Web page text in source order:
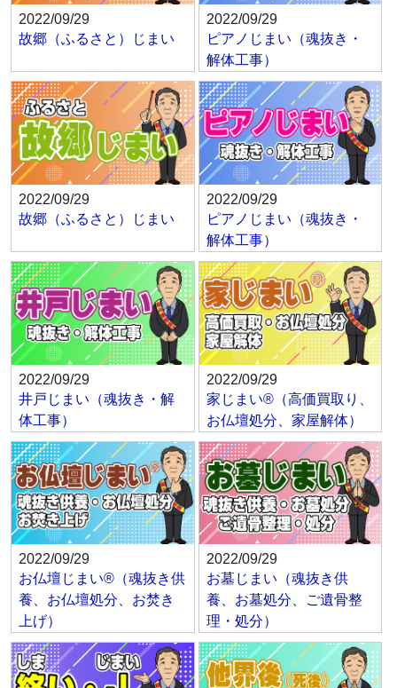
2022/09/29
故郷（ふるさと）じまい
2022/09/29
ピアノじまい（魂抜き・
解体工事）
2022/09/29
故郷（ふるさと）じまい
2022/09/29
ピアノじまい（魂抜き・
解体工事）
2022/09/29
井戸じまい（魂抜き・解
体工事）
2022/09/29
家じまい®（高価買取り、
お仏壇処分、家屋解体）
2022/09/29
お仏壇じまい®（魂抜き供
養、お仏壇処分、お焚き
上げ）
2022/09/29
お墓じまい（魂抜き供
養、お墓処分、ご遺骨整
理・処分）